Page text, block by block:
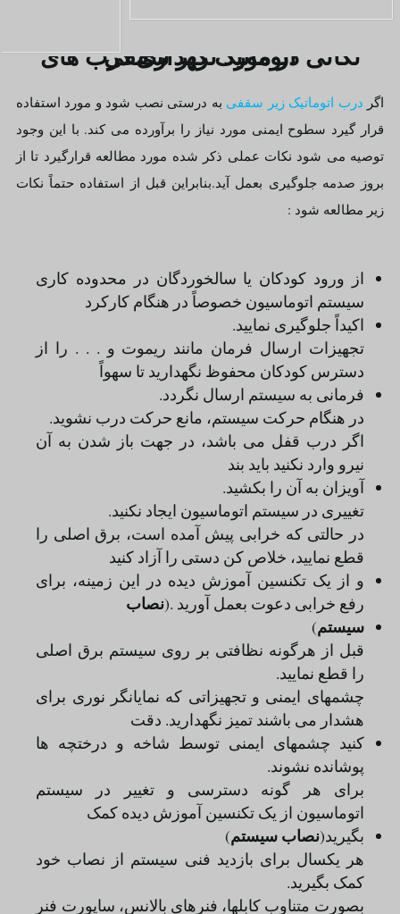
نکاتی در مورد نگهداری درب های اتوماتیک زیر سقفی
اگر درب اتوماتیک زیر سقفی به درستى نصب شود و مورد استفاده
قرار گیرد سطوح ایمنى مورد نیاز را برآورده مى کند. با این وجود
توصیه مى شود نکات عملى ذکر شده مورد مطالعه قرارگیرد تا از
بروز صدمه جلوگیرى بعمل آید.بنابراین قبل از استفاده حتماً نکات
زیر مطالعه شود :
از ورود کودکان یا سالخوردگان در محدوده کارى
سیستم اتوماسیون خصوصاً در هنگام کارکرد
اکیداً جلوگیرى نمایید.
تجهیزات ارسال فرمان مانند ریموت و . . . را از
دسترس کودکان محفوظ نگهدارید تا سهواً
فرمانى به سیستم ارسال نگردد.
در هنگام حرکت سیستم، مانع حرکت درب نشوید.
اگر درب قفل مى باشد، در جهت باز شدن به آن
نیرو وارد نکنید باید بند
آویزان به آن را بکشید.
تغییرى در سیستم اتوماسیون ایجاد نکنید.
در حالتى که خرابى پیش آمده است، برق اصلى را
قطع نمایید، خلاص کن دستى را آزاد کنید
و از یک تکنسین آموزش دیده در این زمینه، براى
رفع خرابى دعوت بعمل آورید .(نصاب
سیستم)
قبل از هرگونه نظافتى بر روى سیستم برق اصلى
را قطع نمایید.
چشمهاى ایمنى و تجهیزاتى که نمایانگر نورى براى
هشدار مى باشند تمیز نگهدارید. دقت
کنید چشمهاى ایمنى توسط شاخه و درختچه ها
پوشانده نشوند.
براى هر گونه دسترسى و تغییر در سیستم
اتوماسیون از یک تکنسین آموزش دیده کمک
بگیرید(نصاب سیستم)
هر یکسال براى بازدید فنى سیستم از نصاب خود
کمک بگیرید.
بصورت متناوب کابلها، فنرهاى بالانس، ساپورت فنر